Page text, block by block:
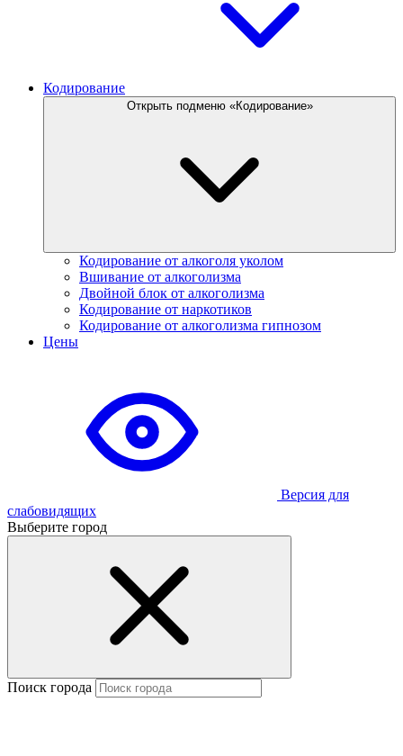
Кодирование
Открыть подменю «Кодирование»
Кодирование от алкоголя уколом
Вшивание от алкоголизма
Двойной блок от алкоголизма
Кодирование от наркотиков
Кодирование от алкоголизма гипнозом
Цены
Версия для
слабовидящих
Выберите город
Поиск города